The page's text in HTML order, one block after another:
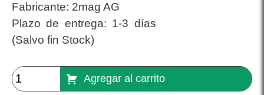
Fabricante: 2mag AG
Plazo de entrega: 1-3 días
(Salvo fin Stock)
Agregar al carrito